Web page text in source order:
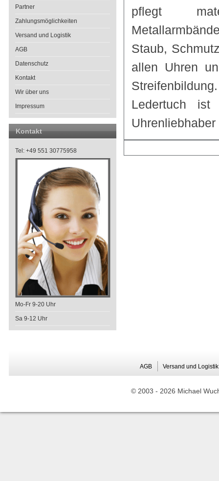
pflegt
Staub,
allen Uhren
Ledertuch
Partner
Zahlungsmöglichkeiten
Versand und Logistik
AGB
Datenschutz
Kontakt
Wir über uns
Impressum
Kontakt
Tel: +49 551 30775958
Mo-Fr 9-20 Uhr
Sa 9-12 Uhr
AGB Versand und Logistik
© 2003 - 2026 Michael